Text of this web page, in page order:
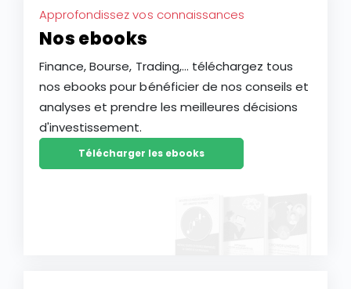
Approfondissez vos connaissances
Nos ebooks
Finance, Bourse, Trading,... téléchargez tous
nos ebooks pour bénéficier de nos conseils et
analyses et prendre les meilleures décisions
d'investissement.
Télécharger les ebooks